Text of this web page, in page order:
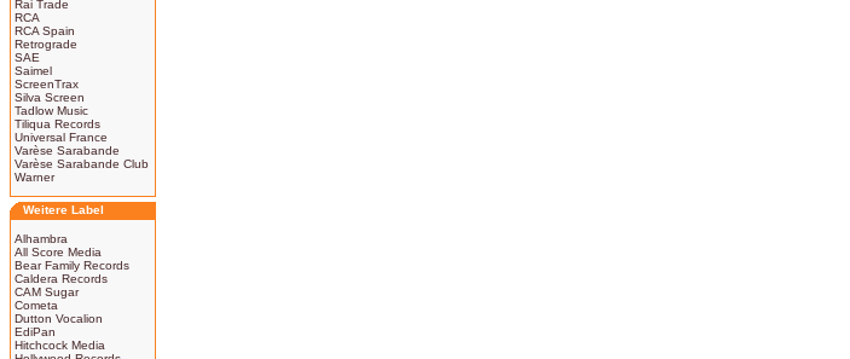
Rai Trade
RCA
RCA Spain
Retrograde
SAE
Saimel
ScreenTrax
Silva Screen
Tadlow Music
Tiliqua Records
Universal France
Varèse Sarabande
Varèse Sarabande Club
Warner
Weitere Label
Alhambra
All Score Media
Bear Family Records
Caldera Records
CAM Sugar
Cometa
Dutton Vocalion
EdiPan
Hitchcock Media